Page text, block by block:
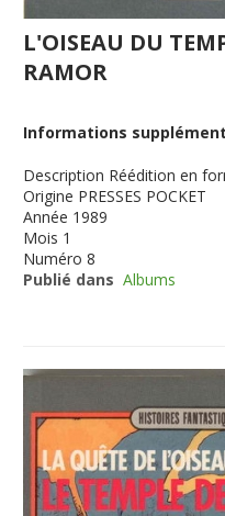
L'OISEAU DU
RAMOR
Informations
Description Réédition en
Origine PRESSES POCKET
Année 1989
Mois 1
Numéro 8
Publié dans Albums